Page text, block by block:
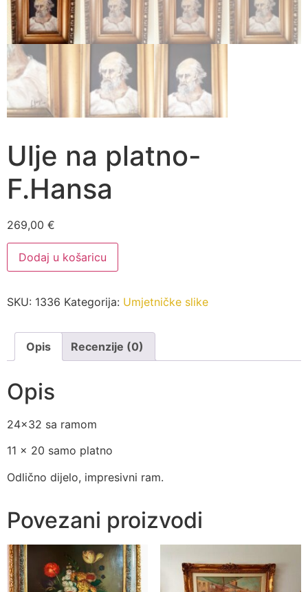
Ulje na platno-
F.Hansa
269,00 €
Ulje
platno-
Dodaj u košaricu
SKU: 1336 Kategorija: Umjetničke slike
Opis Recenzije (0)
Opis
24×32 sa ramom
11 x 20 samo platno
Odlično dijelo, impresivni ram.
Povezani proizvodi